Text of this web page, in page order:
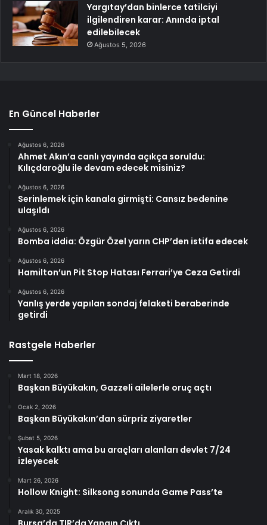
Yargıtay’dan binlerce tatilciyi
ilgilendiren karar: Anında iptal
edilebilecek
Ağustos 5, 2026
En Güncel Haberler
Ağustos 6, 2026
Ahmet Akın’a canlı yayında açıkça soruldu:
Kılıçdaroğlu ile devam edecek misiniz?
Ağustos 6, 2026
Serinlemek için kanala girmişti: Cansız bedenine
ulaşıldı
Ağustos 6, 2026
Bomba iddia: Özgür Özel yarın CHP’den istifa edecek
Ağustos 6, 2026
Hamilton’un Pit Stop Hatası Ferrari’ye Ceza Getirdi
Ağustos 6, 2026
Yanlış yerde yapılan sondaj felaketi beraberinde
getirdi
Rastgele Haberler
Mart 18, 2026
Başkan Büyükakın, Gazzeli ailelerle oruç açtı
Ocak 2, 2026
Başkan Büyükakın’dan sürpriz ziyaretler
Şubat 5, 2026
Yasak kalktı ama bu araçları alanları devlet 7/24
izleyecek
Mart 26, 2026
Hollow Knight: Silksong sonunda Game Pass’te
Aralık 30, 2025